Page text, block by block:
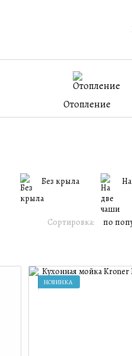
Отопление
Без крыла
Сортировка: по
НОВИНКА